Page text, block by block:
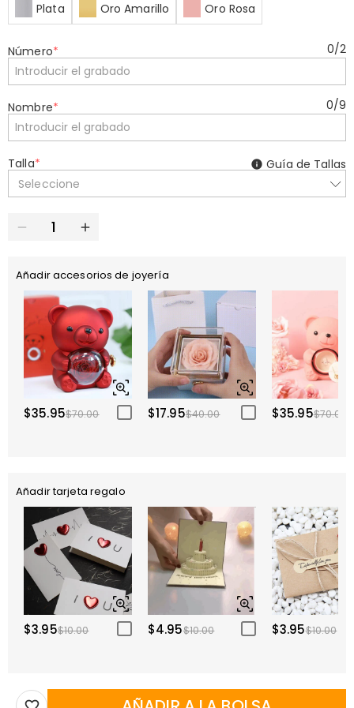
Plata
Oro Amarillo Oro Rosa
Número* 0/2
Nombre* 0/9
Talla*
Seleccione
Guía de Tallas
Añadir accesorios de joyería
$35.95$70.00 $17.95$40.00 $35.95$70.00
Añadir tarjeta regalo
$3.95$10.00 $4.95$10.00 $3.95$10.00